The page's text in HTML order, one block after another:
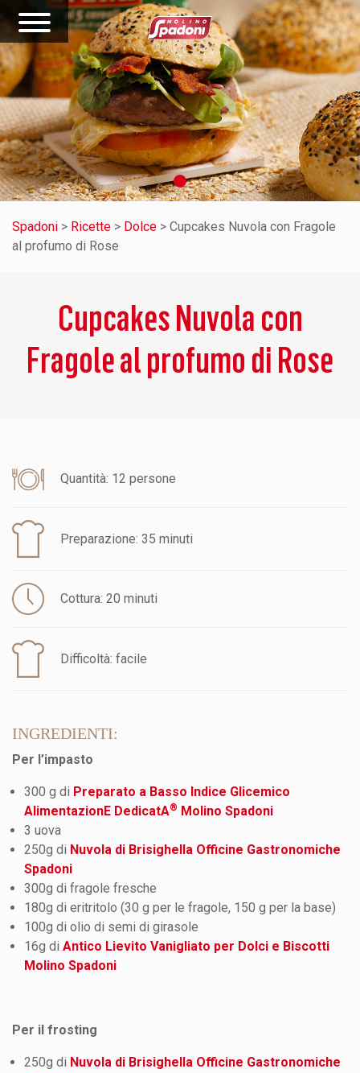
Spadoni > Ricette > Dolce > Cupcakes Nuvola con Fragole
al profumo di Rose
Cupcakes Nuvola con
Fragole al profumo di Rose
Quantità: 12 persone
Preparazione: 35 minuti
Cottura: 20 minuti
Difficoltà: facile
INGREDIENTI:
Per l’impasto
300 g di Preparato a Basso Indice Glicemico
AlimentazionE DedicatA® Molino Spadoni
3 uova
250g di Nuvola di Brisighella Officine Gastronomiche
Spadoni
300g di fragole fresche
180g di eritritolo (30 g per le fragole, 150 g per la base)
100g di olio di semi di girasole
16g di Antico Lievito Vanigliato per Dolci e Biscotti
Molino Spadoni
Per il frosting
250g di Nuvola di Brisighella Officine Gastronomiche